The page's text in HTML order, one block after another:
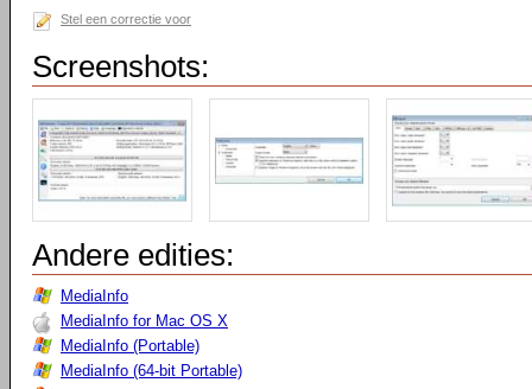
Stel een correctie voor
Screenshots:
Andere edities:
MediaInfo
MediaInfo for Mac OS X
MediaInfo (Portable)
MediaInfo (64-bit Portable)